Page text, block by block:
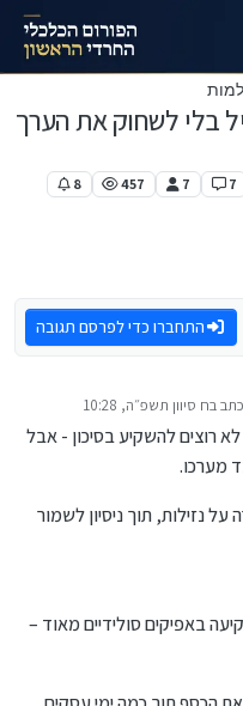
בלי לשחוק את הערך
7
7
457
8
התחברו כדי לפרסם תגובה
כתב בח סיוון תשפ״ה, 10:28
לאחרונה על ידי
רוצים להשקיע בסיכון - אבל
מערכו.
נזילות, תוך ניסיון לשמור
באפיקים סולידיים מאוד –